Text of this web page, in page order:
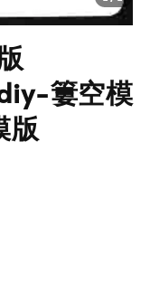
簍空模
版